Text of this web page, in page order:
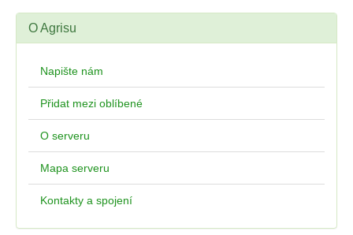
O Agrisu
Napište nám
Přidat mezi oblíbené
O serveru
Mapa serveru
Kontakty a spojení